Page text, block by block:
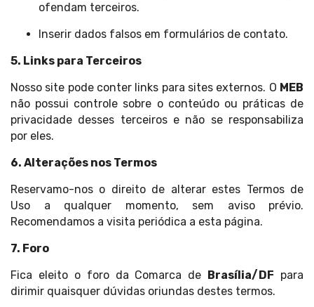
ofendam terceiros.
Inserir dados falsos em formulários de contato.
5. Links para Terceiros
Nosso site pode conter links para sites externos. O MEB
não possui controle sobre o conteúdo ou práticas de
privacidade desses terceiros e não se responsabiliza
por eles.
6. Alterações nos Termos
Reservamo-nos o direito de alterar estes Termos de
Uso a qualquer momento, sem aviso prévio.
Recomendamos a visita periódica a esta página.
7. Foro
Fica eleito o foro da Comarca de
Brasília/DF para
dirimir quaisquer dúvidas oriundas destes termos.